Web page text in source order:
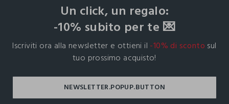
Un click, un regalo:
-10% subito per te 💌
Iscriviti ora alla newsletter e ottieni il -10% di sconto sul
tuo prossimo acquisto!